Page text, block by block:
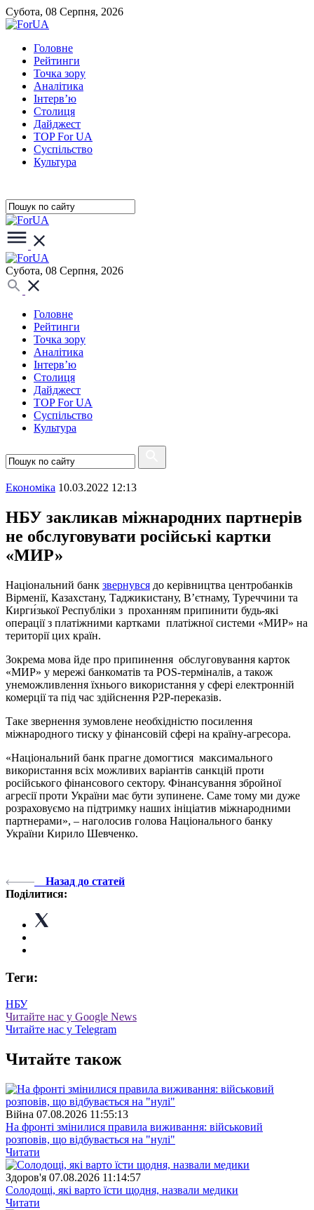
Субота, 08 Серпня, 2026
Головне
Рейтинги
Точка зору
Аналітика
Інтерв’ю
Столиця
Дайджест
TOP For UA
Суспiльство
Культура
Субота, 08 Серпня, 2026
Головне
Рейтинги
Точка зору
Аналітика
Інтерв’ю
Столиця
Дайджест
TOP For UA
Суспiльство
Культура
Економіка 10.03.2022 12:13
НБУ закликав міжнародних партнерів
не обслуговувати російські картки
«МИР»
Національний банк звернувся до керівництва центробанків
Вірменії, Казахстану, Таджикистану, В’єтнаму, Туреччини та
Кирги́зької Республіки з проханням припинити будь-які
операції з платіжними картками платіжної системи «МИР» на
території цих країн.
Зокрема мова йде про припинення обслуговування карток
«МИР» у мережі банкоматів та POS-терміналів, а також
унеможливлення їхнього використання у сфері електронній
комерції та під час здійснення P2P-переказів.
Таке звернення зумовлене необхідністю посилення
міжнародного тиску у фінансовій сфері на країну-агресора.
«Національний банк прагне домогтися максимального
використання всіх можливих варіантів санкцій проти
російського фінансового сектору. Фінансування збройної
агресії проти України має бути зупинене. Саме тому ми дуже
розраховуємо на підтримку наших ініціатив міжнародними
партнерами», – наголосив голова Національного банку
України Кирило Шевченко.
Назад до статей
Поділитися:
Теги:
НБУ
Читайте нас у Google News
Читайте нас у Telegram
Читайте також
Війна 07.08.2026 11:55:13
На фронті змінилися правила виживання: військовий
розповів, що відбувається на "нулі"
Читати
Здоров'я 07.08.2026 11:14:57
Солодощі, які варто їсти щодня, назвали медики
Читати